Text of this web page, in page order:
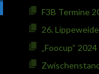
F3B Termine
26.
„Foocup“